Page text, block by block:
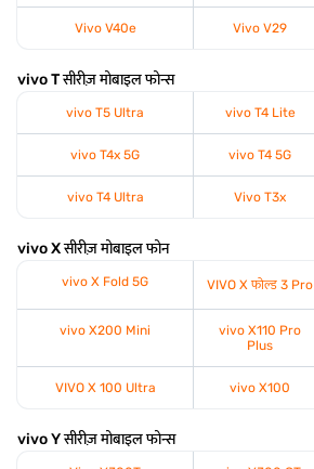
Vivo V40e Vivo V29
vivo T सीरीज़ मोबाइल फोन्स
vivo T5 Ultra vivo T4 Lite
vivo T4x 5G vivo T4 5G
vivo T4 Ultra Vivo T3x
vivo X सीरीज़ मोबाइल फोन
vivo X Fold 5G VIVO X फोल्ड 3 Pro
vivo X200 Mini
vivo X110 Pro
Plus
VIVO X 100 Ultra vivo X100
vivo Y सीरीज़ मोबाइल फोन्स